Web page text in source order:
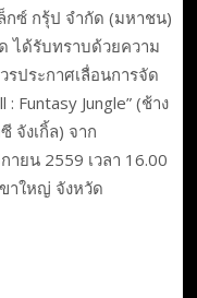
กซ์ กรุ้ป จำกัด (มหาชน)
ได้รับทราบด้วยความ
ประกาศเลื่อนการจัด
Funtasy Jungle” (ช้าง
จังเกิ้ล) จาก
ยน 2559 เวลา 16.00
าใหญ่ จังหวัด